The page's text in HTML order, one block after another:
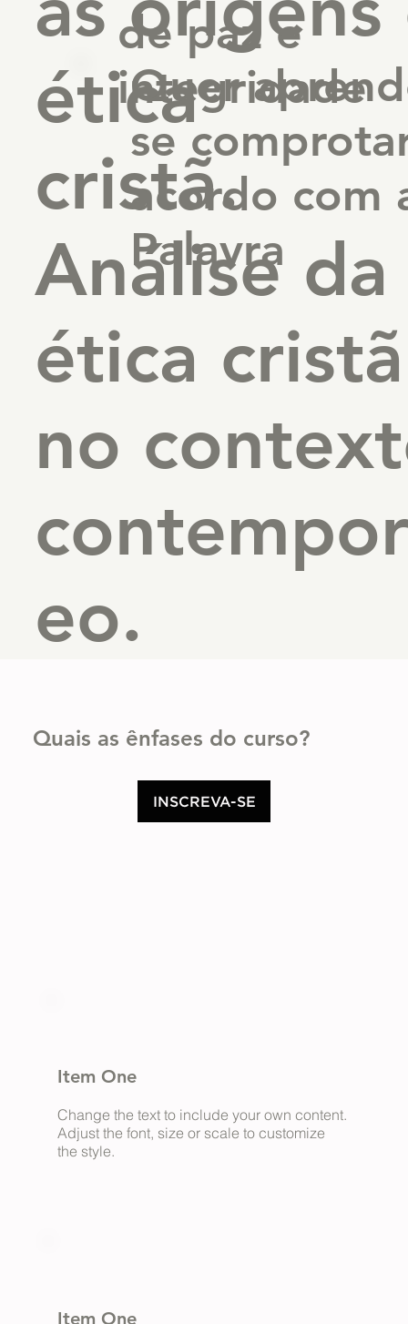
de paz e
integridade
Quer
se
acordo com
Palavra
ética
cristã.
Análise da
ética cristã
no
eo.
Item One
Item One
Change the text to include your own content.
Adjust the font, size or scale to customize
the style.
Quais as ênfases do curso?
INSCREVA-SE